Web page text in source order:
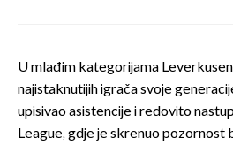
U mlađim kategorijama
najistaknutijih igrača svoje
upisivao asistencije i redovito
League, gdje je skrenuo pozornost